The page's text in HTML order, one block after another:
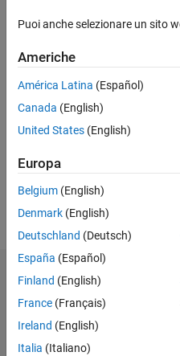
oltre 6
Attivo
Followers:
Follow
Dashboard
M…
Puoi anche selezionare un sito
Americhe
América Latina (Español)
Canada (English)
United States (English)
Europa
Belgium (English)
Denmark (English)
Deutschland (Deutsch)
España (Español)
Finland (English)
France (Français)
Ireland (English)
Italia (Italiano)